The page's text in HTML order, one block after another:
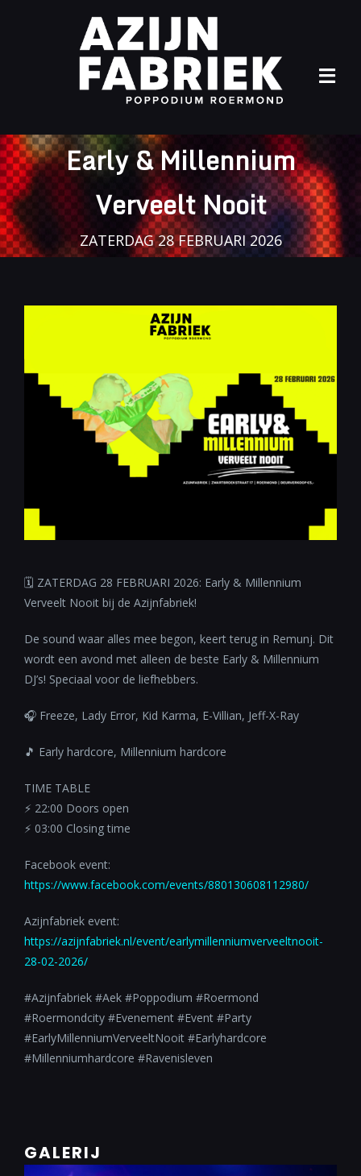
Agenda
Info
Archief
Early & Millennium
Verveelt Nooit
ZATERDAG 28 FEBRUARI 2026
🗓 ZATERDAG 28 FEBRUARI 2026: Early & Millennium
Verveelt Nooit bij de Azijnfabriek!
De sound waar alles mee begon, keert terug in Remunj. Dit
wordt een avond met alleen de beste Early & Millennium
DJ’s! Speciaal voor de liefhebbers.
🎧 Freeze, Lady Error, Kid Karma, E-Villian, Jeff-X-Ray
🎵 Early hardcore, Millennium hardcore
TIME TABLE
⚡️ 22:00 Doors open
⚡️ 03:00 Closing time
Facebook event:
https://www.facebook.com/events/880130608112980/
Azijnfabriek event:
https://azijnfabriek.nl/event/earlymillenniumverveeltnooit-
28-02-2026/
#Azijnfabriek #Aek #Poppodium #Roermond
#Roermondcity #Evenement #Event #Party
#EarlyMillenniumVerveeltNooit #Earlyhardcore
#Millenniumhardcore #Ravenisleven
GALERIJ